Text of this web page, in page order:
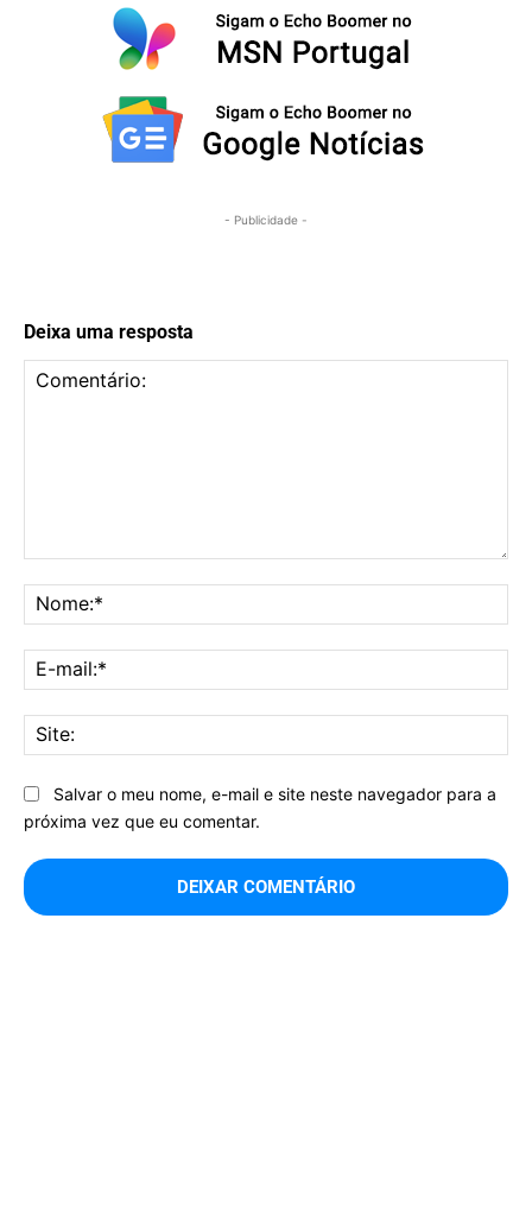
- Publicidade -
Deixa uma resposta
Salvar o meu nome, e-mail e site neste navegador para a
próxima vez que eu comentar.